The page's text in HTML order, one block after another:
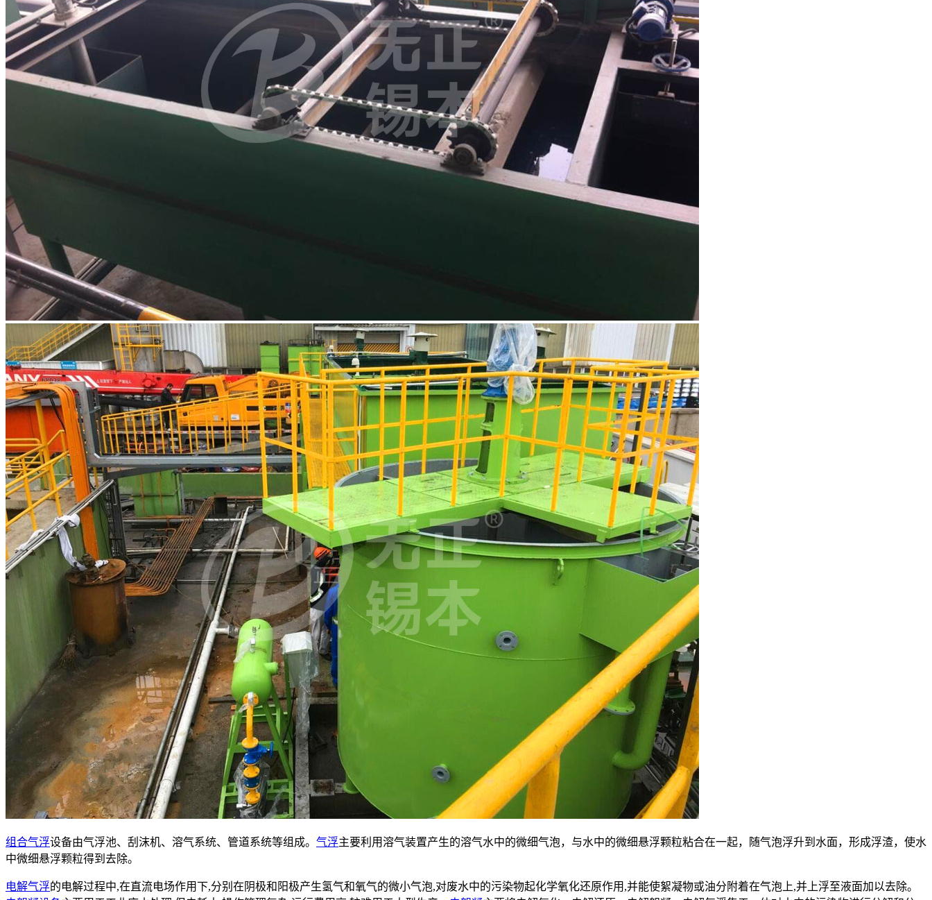
组合气浮设备由气浮池、刮沫机、溶气系统、管道系统等组成。 气浮主要利用溶气装置产生的溶气水中的微细气泡，与水中的微细悬浮颗粒粘合在一起，随气泡浮升到水面，形成浮渣，使水
中微细悬浮颗粒得到去除。
电解气浮的电解过程中,在直流电场作用下,分别在阴极和阳极产生氢气和氧气的微小气泡,对废水中的污染物起化学氧化还原作用,并能使絮凝物或油分附着在气泡上,并上浮至液面加以去除。